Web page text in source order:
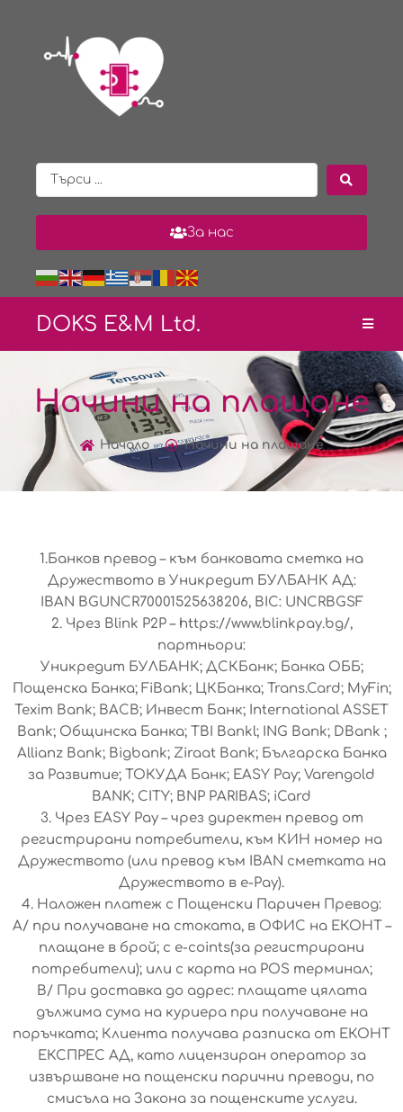
За нас
DOKS E& M Ltd.
Начини на плащане
Начало Начини на плащане
1.Банков превод – към банковата сметка на
Дружеството в Уникредит БУЛБАНК АД:
IBAN BGUNCR70001525638206, BIC: UNCRBGSF
2. Чрез Blink Р2Р – https://www.blinkpay.bg/,
партньори:
Уникредит БУЛБАНК; ДСКБанк; Банка ОББ;
Пощенска Банка; FiBank; ЦКБанка; Trans.Card; MyFin;
Texim Bank; BACB; Инвест Банк; International ASSET
Bank; Общинска Банка; TBI Bankl; ING Bank; DBank ;
Allianz Bank; Bigbank; Ziraat Bank; Българска Банка
за Развитие; ТОКУДА Банк; EASY Pay; Varengold
BANK; CITY; BNP PARIBAS; iCard
3. Чрез EASY Pay – чрез директен превод от
регистрирани потребители, към КИН номер на
Дружеството (или превод към IBAN сметката на
Дружеството в e-Pay).
4. Наложен платеж с Пощенски Паричен Превод:
A/ при получаване на стоката, в ОФИС на ЕКОНТ –
плащане в брой; с e-coints(за регистрирани
потребители); или с карта на POS терминал;
B/ При доставка до адрес: плащате цялата
дължима сума на куриера при получаване на
поръчката; Клиента получава разписка от ЕКОНТ
ЕКСПРЕС АД, като лицензиран оператор за
извършване на пощенски парични преводи, по
смисъла на Закона за пощенските услуги.